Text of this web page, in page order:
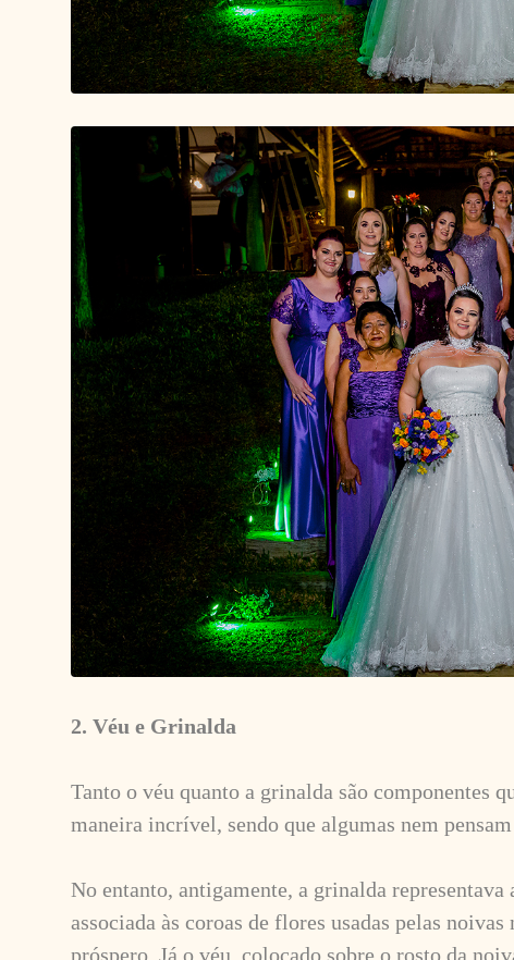
2. Véu e Grinalda
Tanto o véu quanto a grinalda são componentes
maneira incrível, sendo que algumas nem
No entanto, antigamente, a grinalda
associada às coroas de flores usadas pelas
próspero. Já o véu, colocado sobre o rosto da